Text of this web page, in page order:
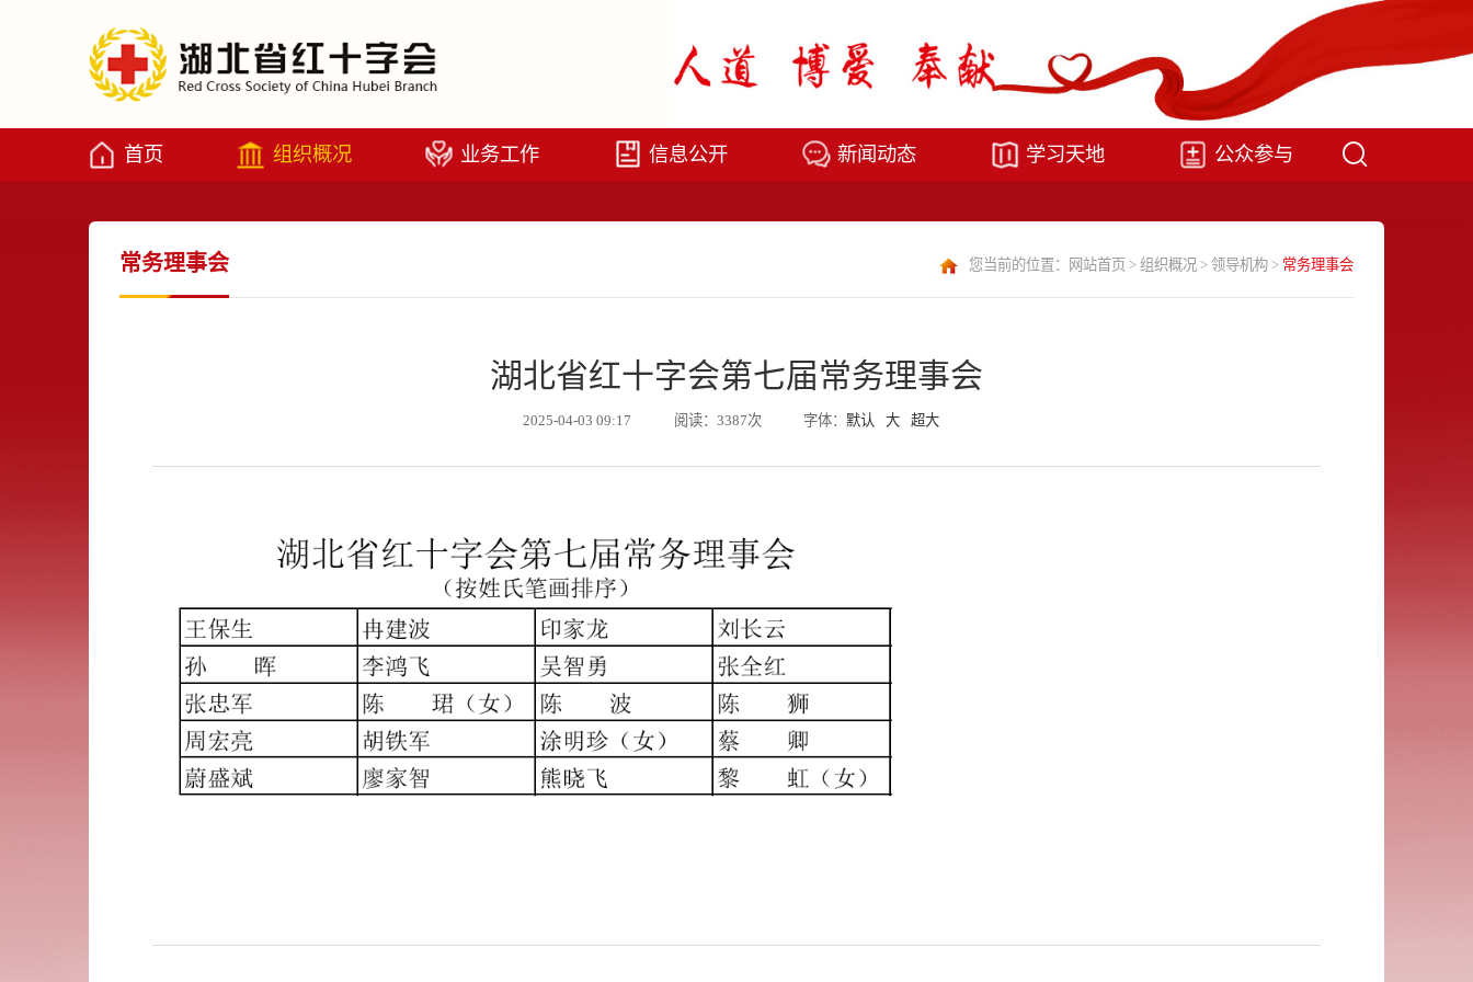
首页 组织概况 业务工作 信息公开 新闻动态 学习天地 公众参与
常务理事会 您当前的位置： 网站首页 >组织概况 >领导机构 > 常务理事会
湖北省红十字会第七届常务理事会
2025-04-03 09:17 阅读：3387次 字体：默认 大 超大